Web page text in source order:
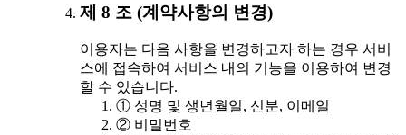
제 8 조 (계약사항의 변경)
이용자는 다음 사항을 변경하고자 하는 경우 서비
스에 접속하여 서비스 내의 기능을 이용하여 변경
할 수 있습니다.
① 성명 및 생년월일, 신분, 이메일
② 비밀번호